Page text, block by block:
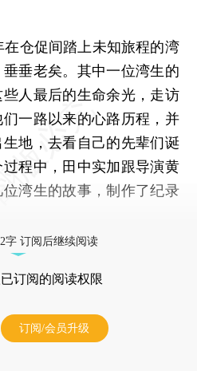
仓促间踏上未知旅程的湾
垂老矣。其中一位湾生的
人最后的生命余光，走访
一路以来的心路历程，并
地，去看自己的先辈们诞
程中，田中实加跟导演黄
湾生的故事，制作了纪录
字 订阅后继续阅读
订阅的阅读权限
订阅/会员升级